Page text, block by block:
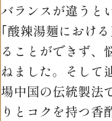
バランスが違うと
｢酸辣湯麺におけ
ることができず、
ねました。そして
場中国の伝統製法
りとコクを持つ香